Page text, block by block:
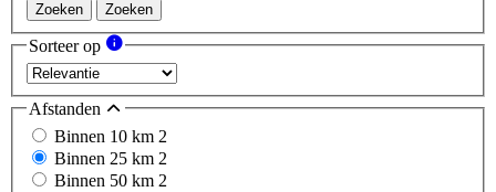
Zoeken Zoeken
Sorteer op
Afstanden
Binnen 10 km 2
Binnen 25 km 2
Binnen 50 km 2